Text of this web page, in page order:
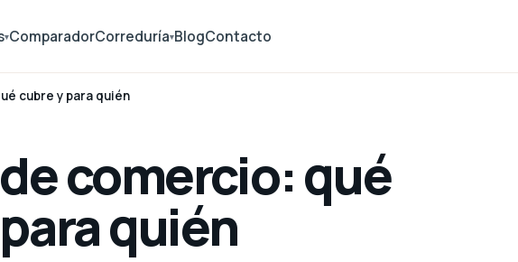
▾ComparadorCorreduría▾BlogContacto
cubre y para quién
comercio: qué
quién